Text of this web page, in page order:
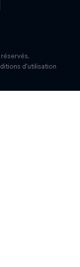
d'utilisation